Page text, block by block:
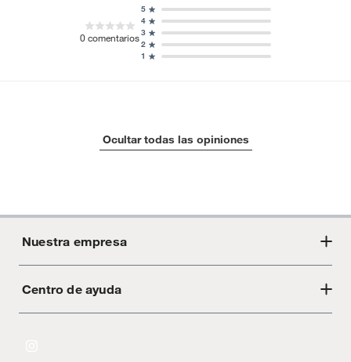
0comentarios
1
2
3
4
5
Ocultar todas las opiniones
Nuestra empresa
Acerca de Crate
Centro de ayuda